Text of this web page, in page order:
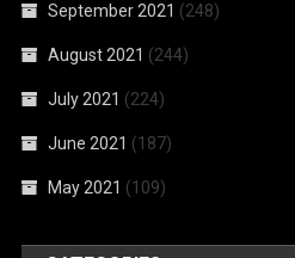
September 2021 (248)
August 2021 (244)
July 2021 (224)
June 2021 (187)
May 2021 (109)